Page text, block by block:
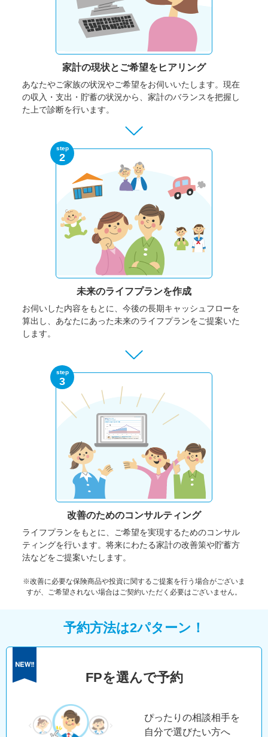
家計の現状と ご希望をヒアリング
あなたやご家族の状況やご希望をお伺いいたします。 現在
の収入・支出・貯蓄の状況から、家計のバランスを把握し
た上で診断を行います。
step
2
未来のライフプランを作成
お伺いした内容をもとに、今後の長期キャッシュフローを
算出し、あなたにあった未来のライフプランをご提案いた
します。
step
3
改善のためのコンサルティング
ライフプランをもとに、ご希望を実現するためのコンサル
ティングを行います。将来にわたる家計の改善策や貯蓄方
法などをご提案いたします。
※改善に必要な保険商品や投資に関するご提案を行う場合がございま
すが、ご希望されない場合はご契約いただく必要はございません。
予約方法は2パターン！
FPを選んで予約
ぴったりの相談相手を
自分で選びたい方へ